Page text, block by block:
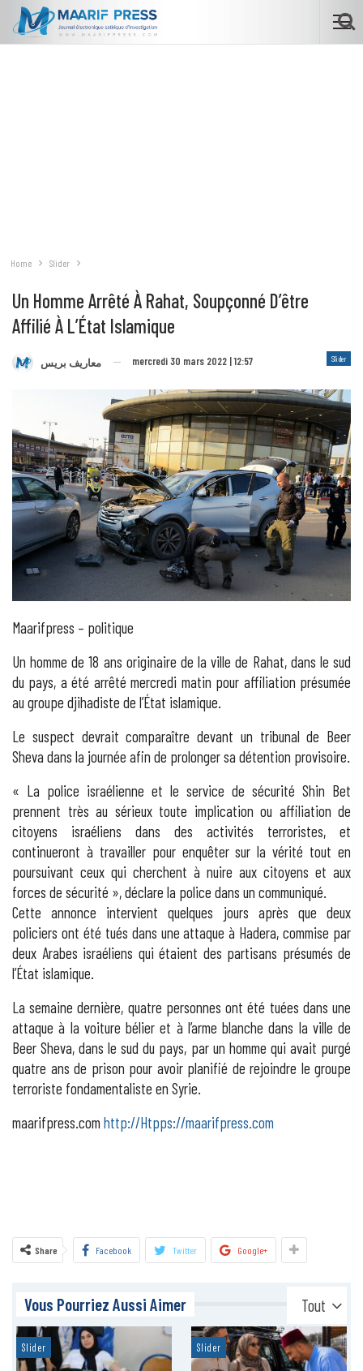
Home Slider
Un Homme Arrêté À Rahat, Soupçonné D’être
Affilié À L’État Islamique
Slider معاريف بريس mercredi 30 mars 2022 | 12:57
Maarifpress – politique
Un homme de 18 ans originaire de la ville de Rahat, dans le sud
du pays, a été arrêté mercredi matin pour affiliation présumée
au groupe djihadiste de l’État islamique.
Le suspect devrait comparaître devant un tribunal de Beer
Sheva dans la journée afin de prolonger sa détention provisoire.
« La police israélienne et le service de sécurité Shin Bet
prennent très au sérieux toute implication ou affiliation de
citoyens israéliens dans des activités terroristes, et
continueront à travailler pour enquêter sur la vérité tout en
poursuivant ceux qui cherchent à nuire aux citoyens et aux
forces de sécurité », déclare la police dans un communiqué.
Cette annonce intervient quelques jours après que deux
policiers ont été tués dans une attaque à Hadera, commise par
deux Arabes israéliens qui étaient des partisans présumés de
l’État islamique.
La semaine dernière, quatre personnes ont été tuées dans une
attaque à la voiture bélier et à l’arme blanche dans la ville de
Beer Sheva, dans le sud du pays, par un homme qui avait purgé
quatre ans de prison pour avoir planifié de rejoindre le groupe
terroriste fondamentaliste en Syrie.
maarifpress.com http://Htpps://maarifpress.com
Share Facebook Twitter Google+
Tout
Vous Pourriez Aussi Aimer
Slider Slider